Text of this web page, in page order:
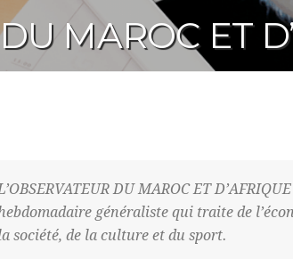
MAROC ET
DU MAROC ET
généraliste qui traite de
société, de la culture et du sport.